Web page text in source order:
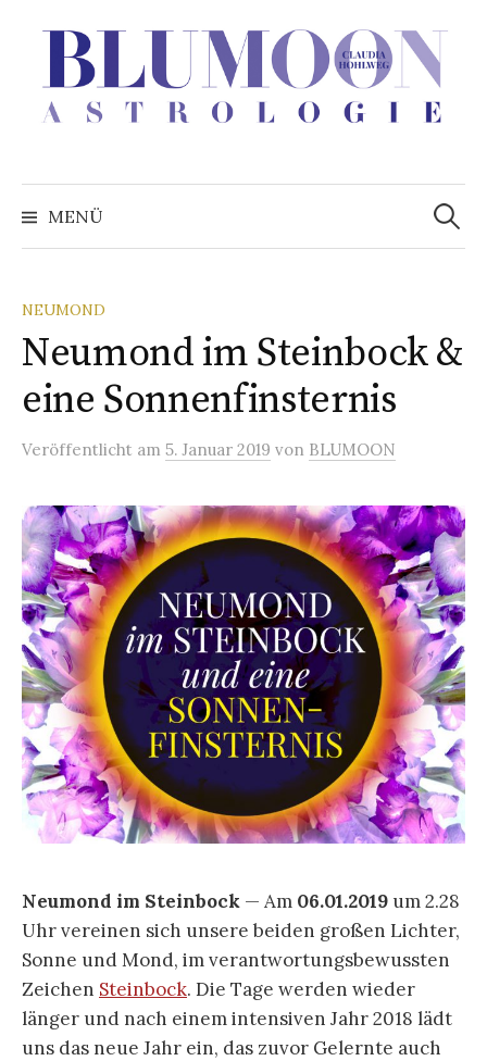
überspringen
MENÜ
Suchen
nach:
NEUMOND
Neumond im Steinbock &
eine Sonnenfinsternis
Veröffentlicht am 5. Januar 2019 von BLUMOON
Neumond im Steinbock — Am 06.01.2019 um 2.28
Uhr vereinen sich unsere beiden großen Lichter,
Sonne und Mond, im verantwortungsbewussten
Zeichen Steinbock. Die Tage werden wieder
länger und nach einem intensiven Jahr 2018 lädt
uns das neue Jahr ein, das zuvor Gelernte auch